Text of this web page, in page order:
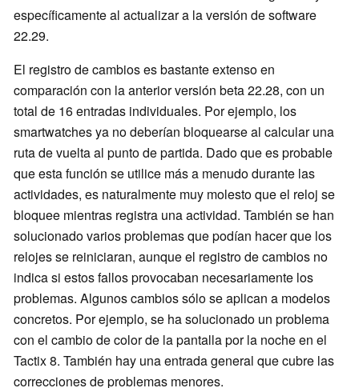
específicamente al actualizar a la versión de software
22.29.
El registro de cambios es bastante extenso en
comparación con la anterior versión beta 22.28, con un
total de 16 entradas individuales. Por ejemplo, los
smartwatches ya no deberían bloquearse al calcular una
ruta de vuelta al punto de partida. Dado que es probable
que esta función se utilice más a menudo durante las
actividades, es naturalmente muy molesto que el reloj se
bloquee mientras registra una actividad. También se han
solucionado varios problemas que podían hacer que los
relojes se reiniciaran, aunque el registro de cambios no
indica si estos fallos provocaban necesariamente los
problemas. Algunos cambios sólo se aplican a modelos
concretos. Por ejemplo, se ha solucionado un problema
con el cambio de color de la pantalla por la noche en el
Tactix 8. También hay una entrada general que cubre las
correcciones de problemas menores.